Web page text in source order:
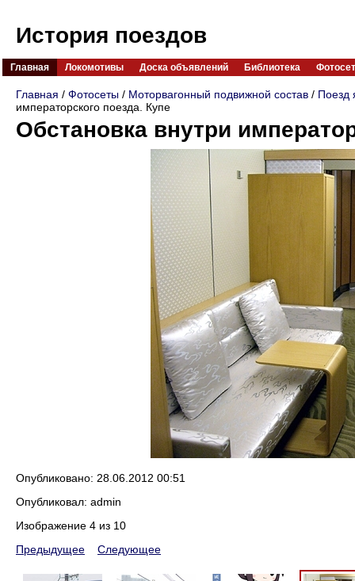
История поездов
Главная Локомотивы Доска объявлений Библиотека
Главная / Фотосеты / Моторвагонный подвижной состав / Поезд
императорского поезда. Купе
Обстановка внутри
Опубликовано: 28.06.2012 00:51
Опубликовал: admin
Изображение 4 из 10
Предыдущее
Следующее